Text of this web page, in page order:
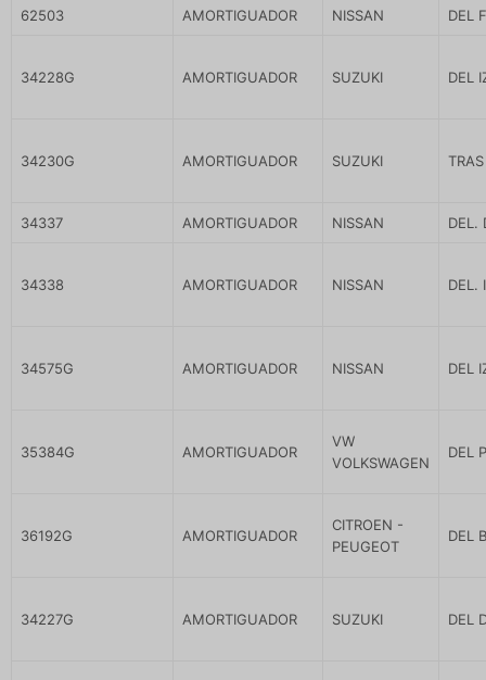
62503 AMORTIGUADOR NISSAN DEL
34228G AMORTIGUADOR SUZUKI DEL
34230G AMORTIGUADOR SUZUKI
34337 AMORTIGUADOR NISSAN DEL.
34338 AMORTIGUADOR NISSAN DEL.
34575G AMORTIGUADOR NISSAN DEL
35384G AMORTIGUADOR
VW
VOLKSWAGEN
DEL
36192G AMORTIGUADOR
CITROEN -
PEUGEOT
DEL
34227G AMORTIGUADOR SUZUKI DEL